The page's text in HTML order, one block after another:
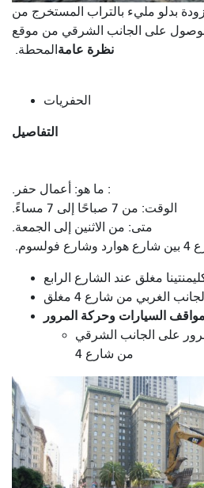
بدلو مليء بالتراب المستخرج من
على الجانب الشرقي من موقع
المحطة. نظرة عامة
الحفريات
التفاصيل
: ما هو: أعمال حفر.
الوقت: من 7 صباحًا إلى 7 مساءً.
متى: من الاثنين إلى الجمعة.
مغلق عند الشارع الرابع
الغربي من شارع 4 مغلق
مواقف السيارات وحركة المرور
على الجانب الشرقي
من شارع 4